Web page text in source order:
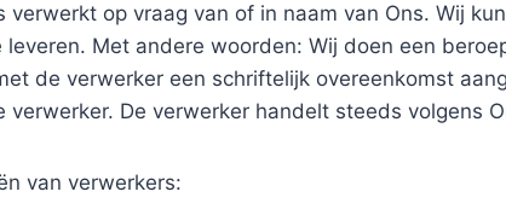
op vraag van of in naam van Ons. Wij
Met andere woorden: Wij doen een
de verwerker een schriftelijk overeenkomst
De verwerker handelt steeds volgens
van verwerkers: